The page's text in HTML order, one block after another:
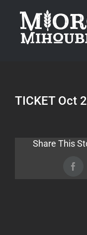
contenu
TICKET Oct
Share This